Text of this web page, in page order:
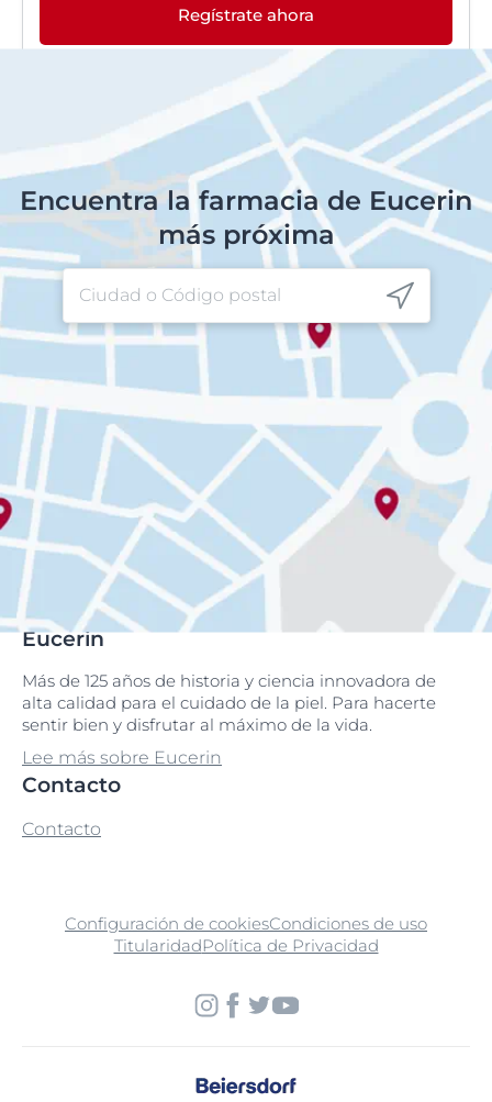
Regístrate ahora
Encuentra la farmacia de Eucerin
más próxima
Eucerin
Más de 125 años de historia y ciencia innovadora de
alta calidad para el cuidado de la piel. Para hacerte
sentir bien y disfrutar al máximo de la vida.
Lee más sobre Eucerin
Contacto
Contacto
Configuración de cookiesCondiciones de uso
TitularidadPolítica de Privacidad